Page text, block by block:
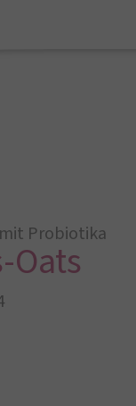
Probiotika
Oats